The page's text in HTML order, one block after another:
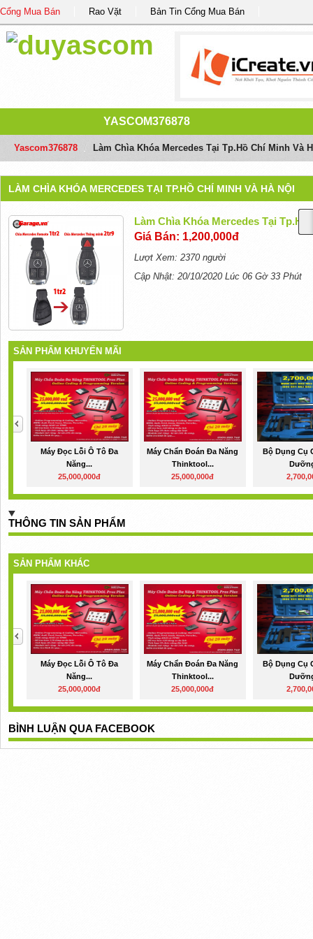
Cổng Mua Bán Rao Vặt Bản Tin Cổng Mua Bán
YASCOM376878
Yascom376878 Làm Chìa Khóa Mercedes Tại Tp.Hồ Chí Minh Và
LÀM CHÌA KHÓA MERCEDES TẠI TP.HỒ CHÍ MINH VÀ HÀ NỘI
Làm Chìa Khóa Mercedes Tại
Giá Bán: 1,200,000đ
Lượt Xem: 2370 người
Cập Nhật: 20/10/2020 Lúc 06 Gờ 33 Phút
SẢN PHẨM KHUYẾN MÃI
Máy Đọc Lỗi Ô Tô Đa
Năng...
25,000,000đ
Máy Chẩn Đoán Đa Năng
Thinktool...
25,000,000đ
Bộ Dụng Cụ
THÔNG TIN SẢN PHẨM
SẢN PHẨM KHÁC
Máy Đọc Lỗi Ô Tô Đa
Năng...
25,000,000đ
Máy Chẩn Đoán Đa Năng
Thinktool...
25,000,000đ
Bộ Dụng Cụ
BÌNH LUẬN QUA FACEBOOK